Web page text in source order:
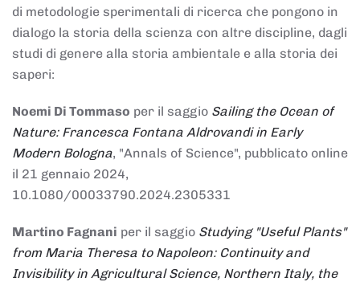
di metodologie sperimentali di ricerca che pongono in
dialogo la storia della scienza con altre discipline, dagli
studi di genere alla storia ambientale e alla storia dei
saperi:
Noemi Di Tommaso per il saggio Sailing the Ocean of
Nature: Francesca Fontana Aldrovandi in Early
Modern Bologna, "Annals of Science", pubblicato online
il 21 gennaio 2024,
10.1080/00033790.2024.2305331
Martino Fagnani per il saggio Studying "Useful Plants"
from Maria Theresa to Napoleon: Continuity and
Invisibility in Agricultural Science, Northern Italy, the